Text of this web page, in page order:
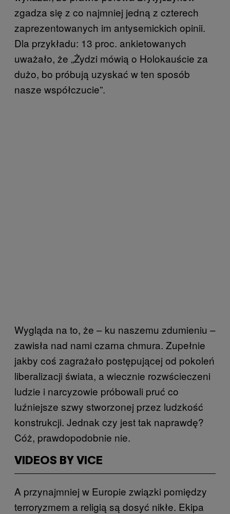
zgadza się z co najmniej jedną z czterech
zaprezentowanych im antysemickich opinii.
Dla przykładu: 13 proc. ankietowanych
uważało, że „Żydzi mówią o Holokauście za
dużo, bo próbują uzyskać w ten sposób
nasze współczucie”.
Wygląda na to, że – ku naszemu zdumieniu –
zawisła nad nami czarna chmura. Zupełnie
jakby coś zagrażało postępującej od pokoleń
liberalizacji świata, a wiecznie rozwścieczeni
ludzie i narcyzowie próbowali pruć co
luźniejsze szwy stworzonej przez ludzkość
konstrukcji. Jednak czy jest tak naprawdę?
Cóż, prawdopodobnie nie.
VIDEOS BY VICE
A przynajmniej w Europie związki pomiędzy
terroryzmem a religią są dosyć nikłe. Ekipa